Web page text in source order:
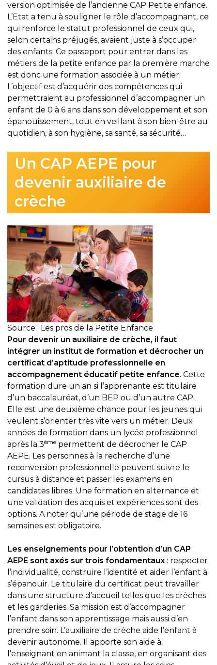
version optimisée de l’ancienne CAP Petite enfance.
L’Etat a tenu à souligner le rôle d’accompagnant, ce
qui renforce le statut professionnel de ceux qui,
selon certains préjugés, avaient juste à s’occuper
des enfants. Ce passeport pour entrer dans les
métiers de la petite enfance par la première marche
est donc une formation associée à un métier.
L’objectif est d’acquérir des compétences qui
permettraient au professionnel d’accompagner un
enfant de 0 à 6 ans dans son développement et son
épanouissement, tout en veillant à son bien-être au
quotidien, à son hygiène, sa santé, sa sécurité…
Un CAP AEPE pour
devenir auxiliaire de
crèche
Source : Les pros de la Petite Enfance
Pour devenir un auxiliaire de crèche, il faut
intégrer un institut de formation et décrocher un
certificat d’aptitude professionnelle en
accompagnement éducatif petite enfance. Cette
formation dure un an si l’apprenante est titulaire
d’un baccalauréat, d’un BEP ou d’un autre CAP.
Elle est une deuxième chance pour les jeunes qui
veulent s’orienter très vite vers un métier. Deux
années de formation dans un lycée professionnel
après la 3ème permettent de décrocher le CAP
AEPE. Les personnes à la recherche d’une
reconversion professionnelle peuvent suivre le
cursus à distance et passer les examens en
candidates libres. Une formation en alternance et
une validation des acquis et expériences sont des
options. A noter qu’une période de stage de 16
semaines est obligatoire.
Les enseignements pour l’obtention d’un CAP
AEPE sont axés sur trois fondamentaux : respecter
l’individualité, construire l’identité et aider l’enfant à
s’épanouir. Le titulaire du certificat peut travailler
dans une structure d’accueil telles que les crèches
et les garderies. Sa mission est d’accompagner
l’enfant dans son apprentissage mais aussi d’en
prendre soin. L’auxiliaire de crèche aide l’enfant à
devenir autonome. Il apporte son aide à
l’enseignant en animant la classe, en organisant des